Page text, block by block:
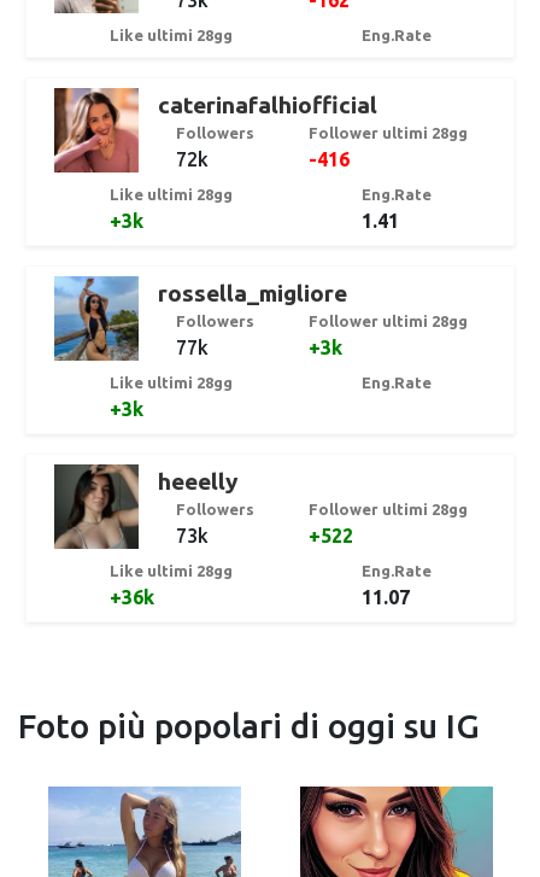
Like ultimi 28gg Eng.Rate
caterinafalhiofficial
Followers
72k
Follower ultimi 28gg
-416
Like ultimi 28gg
+3k
Eng.Rate
1.41
rossella_migliore
Followers
77k
Follower ultimi 28gg
+3k
Like ultimi 28gg
+3k
Eng.Rate
heeelly
Followers
73k
Follower ultimi 28gg
+522
Like ultimi 28gg
+36k
Eng.Rate
11.07
Foto più popolari di oggi su IG